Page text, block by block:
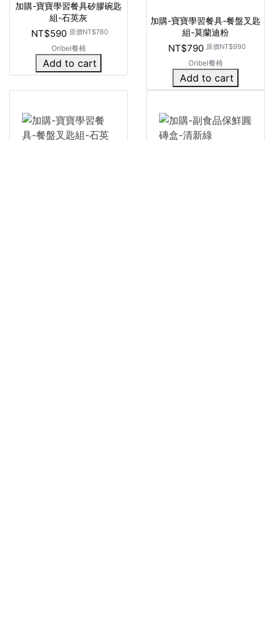
加購-寶寶學習餐具矽膠碗匙
組-石英灰
NT$590 原價NT$780
Oribel餐椅
Add to cart
加購-寶寶學習餐具-餐盤叉匙
組-莫蘭迪粉
NT$790 原價NT$990
Oribel餐椅
Add to cart